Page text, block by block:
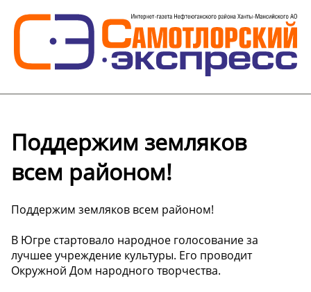
Поддержим земляков
всем районом!
Поддержим земляков всем районом!
В Югре стартовало народное голосование за
лучшее учреждение культуры. Его проводит
Окружной Дом народного творчества.